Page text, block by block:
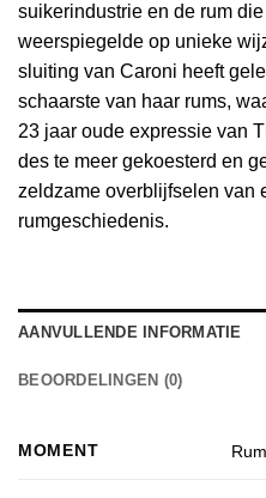
suikerindustrie en de rum
weerspiegelde op unieke
sluiting van Caroni heeft
schaarste van haar rums,
23 jaar oude expressie van
des te meer gekoesterd en
zeldzame overblijfselen van
rumgeschiedenis.
AANVULLENDE INFORMATIE
BEOORDELINGEN (0)
MOMENT